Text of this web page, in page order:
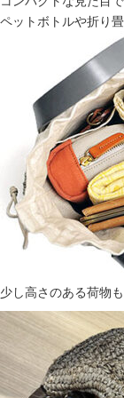
ペットボトルや折り
少し高さのある荷物